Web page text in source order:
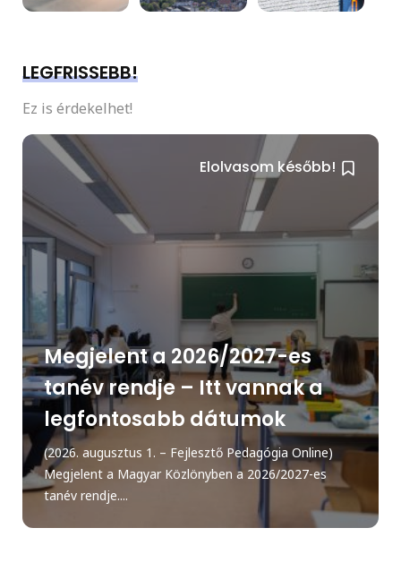
LEGFRISSEBB!
Ez is érdekelhet!
Elolvasom később!
Megjelent a 2026/2027-es
tanév rendje – Itt vannak a
legfontosabb dátumok
(2026. augusztus 1. – Fejlesztő Pedagógia Online)
Megjelent a Magyar Közlönyben a 2026/2027-es
tanév rendje....